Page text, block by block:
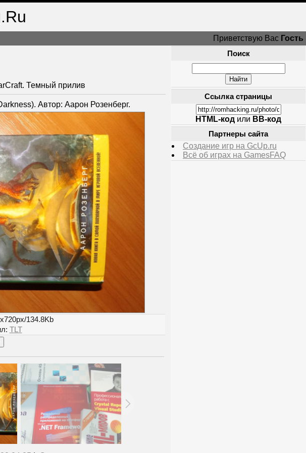
Приветствую Вас Гость
Темный прилив
Автор: Аарон Розенберг.
134.8Kb
: TLT
Поиск
Ссылка страницы
HTML-код или BB-код
Партнеры сайта
Создание игр на GcUp.ru
Всё об играх на GamesFAQ